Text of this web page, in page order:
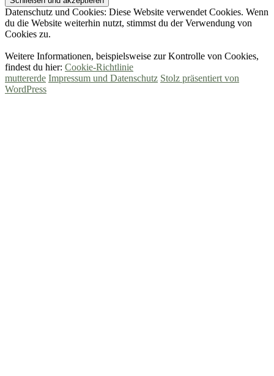
Datenschutz und Cookies: Diese Website verwendet Cookies. Wenn
du die Website weiterhin nutzt, stimmst du der Verwendung von
Cookies zu.
Weitere Informationen, beispielsweise zur Kontrolle von Cookies,
findest du hier: Cookie-Richtlinie
muttererde Impressum und Datenschutz Stolz präsentiert von
WordPress